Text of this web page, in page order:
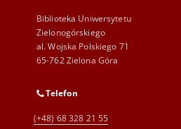
Biblioteka Uniwersytetu
Zielonogórskiego
al. Wojska Polskiego 71
65-762 Zielona Góra
Telefon
(+48) 68 328 21 55